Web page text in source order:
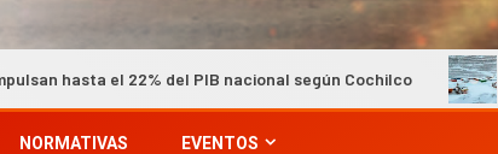
del PIB nacional según Cochilco Minera Los
NORMATIVAS EVENTOS